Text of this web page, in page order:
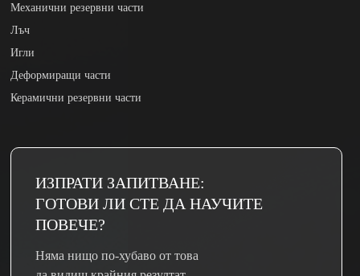
Механични резервни части
Лъч
Игли
Деформиращи части
Керамични резервни части
ИЗПРАТИ ЗАПИТВАНЕ:
ГОТОВИ ЛИ СТЕ ДА НАУЧИТЕ
ПОВЕЧЕ?
Няма нищо по-хубаво от това